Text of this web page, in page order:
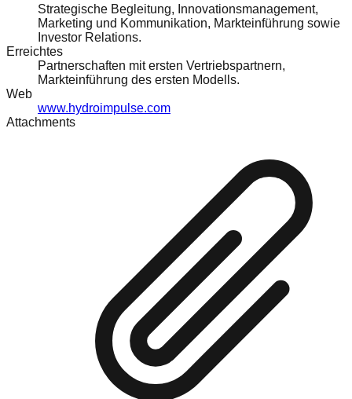
Strategische Begleitung, Innovationsmanagement,
Marketing und Kommunikation, Markteinführung sowie
Investor Relations.
Erreichtes
Partnerschaften mit ersten Vertriebspartnern,
Markteinführung des ersten Modells.
Web
www.hydroimpulse.com
Attachments